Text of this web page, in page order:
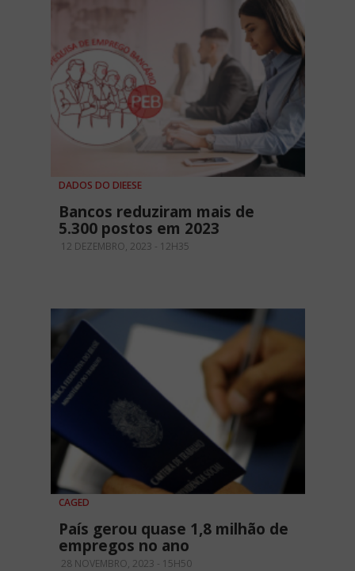
DADOS DO DIEESE
Bancos reduziram mais de
5.300 postos em 2023
12 DEZEMBRO, 2023 - 12H35
CAGED
País gerou quase 1,8 milhão de
empregos no ano
28 NOVEMBRO, 2023 - 15H50